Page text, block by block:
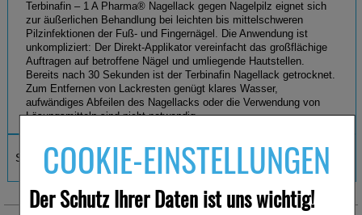
COOKIE-EINSTELLUNGEN
Der Schutz Ihrer Daten ist uns wichtig!
Terbinafin – 1 A Pharma® Nagellack gegen Nagelpilz eignet sich
zur äußerlichen Behandlung bei leichten bis mittelschweren
Pilzinfektionen der Fuß- und Fingernägel. Die Anwendung ist
unkompliziert: Der Direkt-Applikator vereinfacht das großflächige
Auftragen auf betroffene Nägel und umliegende Hautstellen.
Bereits nach 30 Sekunden ist der Terbinafin Nagellack getrocknet.
Zum Entfernen von Lackresten genügt klares Wasser,
aufwändiges Abfeilen des Nagellacks oder die Verwendung von
Lösungsmitteln sind nicht notwendig.
Einfache Anwendung mit Applikator
Trocknet schnell in 30 Sekunden
Leichtes Entfernen – ohne Lösungsmittel oder Abfeilen
Rezeptfrei in Ihrer Apotheke
Sie können keine YouTube-Videos herunterladen.